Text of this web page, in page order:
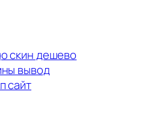
скин дешево
вывод
сайт